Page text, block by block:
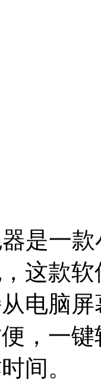
一款
这款
电脑
，一
间。